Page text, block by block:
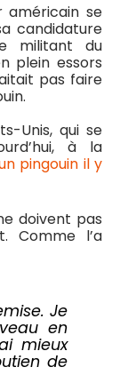
américain se
candidature
militant du
plein essors
pas faire
Unis, qui se
à la
pingouin il y
doivent pas
Comme l’a
Je
en
mieux
de